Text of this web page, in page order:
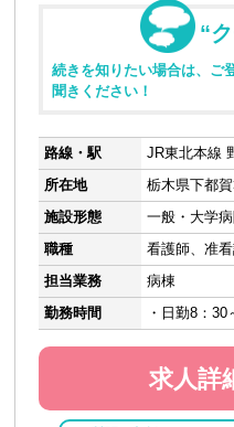
“
続きを知りたい場合は、ご
聞きください！
路線・駅
JR東北本線
所在地
栃木県下都
施設形態
一般・大学
職種
看護師、准
担当業務
病棟
勤務時間
・日勤8：
求人詳